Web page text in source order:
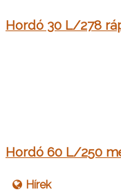
Hordó 30 L/278
Hordó 60 L/250
Hírek